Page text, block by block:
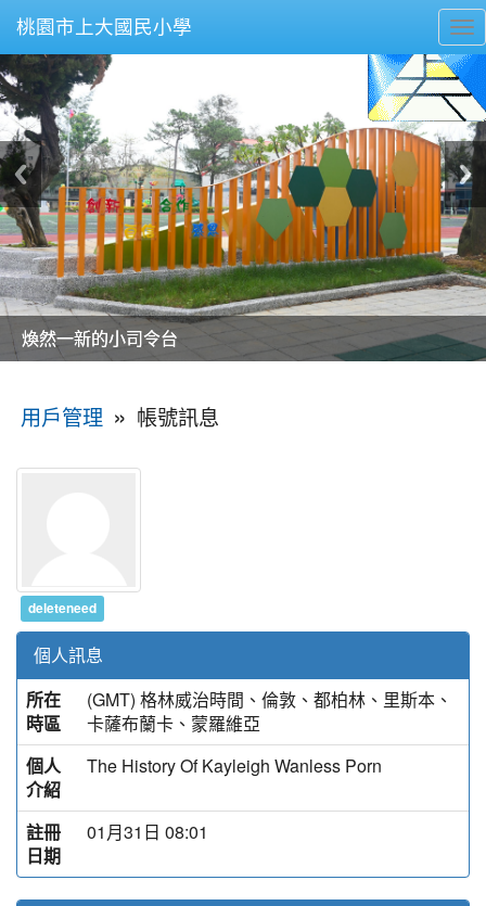
桃園市上大國民小學
美麗的操場是我們活力的來源
美麗的操場是我們活力的來源
煥然一新的小司令台
煥然一新的小司令台
富含桃園埤塘田園風光意象的中廊
富含桃園埤塘田園風光意象的中廊
嶄新的中庭廣場
嶄新的中庭廣場
水生池生生不息
水生池生生不息
用戶管理 » 帳號訊息
deleteneed
個人訊息
所在
時區
(GMT) 格林威治時間、倫敦、都柏林、里斯本、
卡薩布蘭卡、蒙羅維亞
個人
介紹
The History Of Kayleigh Wanless Porn
註冊
日期
01月31日 08:01